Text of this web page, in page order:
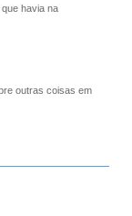
havia na
outras coisas em